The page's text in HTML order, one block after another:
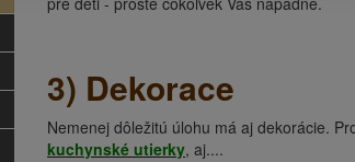
3) Dekorace
Nemenej dôležitú úlohu má aj dekorácie.
kuchynské utierky, aj....